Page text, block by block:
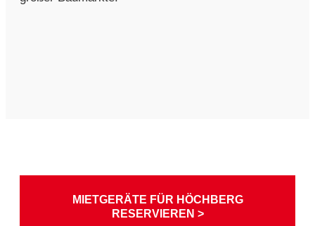
MIETGERÄTE FÜR HÖCHBERG
RESERVIEREN >